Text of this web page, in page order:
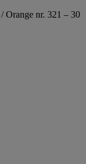
/Orange nr. 321 – 30